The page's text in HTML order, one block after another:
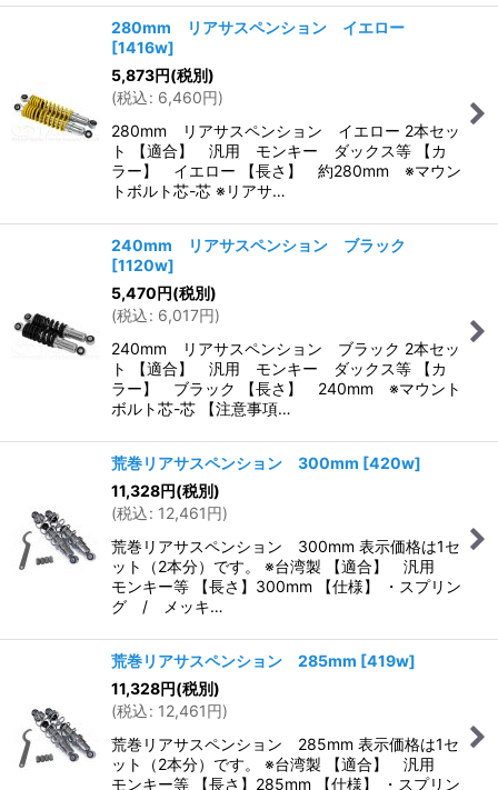
280mm リアサスペンション イエロー
[1416w]
5,873円(税別)
(税込: 6,460円)
280mm リアサスペンション イエロー 2本セッ
ト 【適合】 汎用 モンキー ダックス等 【カ
ラー】 イエロー 【長さ】 約280mm ※マウン
トボルト芯-芯 ※リアサ…
240mm リアサスペンション ブラック
[1120w]
5,470円(税別)
(税込: 6,017円)
240mm リアサスペンション ブラック 2本セッ
ト 【適合】 汎用 モンキー ダックス等 【カ
ラー】 ブラック 【長さ】 240mm ※マウント
ボルト芯-芯 【注意事項…
荒巻リアサスペンション 300mm [420w]
11,328円(税別)
(税込: 12,461円)
荒巻リアサスペンション 300mm 表示価格は1セ
ット（2本分）です。 ※台湾製 【適合】 汎用
モンキー等 【長さ】300mm 【仕様】 ・スプリン
グ / メッキ…
荒巻リアサスペンション 285mm [419w]
11,328円(税別)
(税込: 12,461円)
荒巻リアサスペンション 285mm 表示価格は1セ
ット（2本分）です。 ※台湾製 【適合】 汎用
モンキー等 【長さ】285mm 【仕様】 ・スプリン